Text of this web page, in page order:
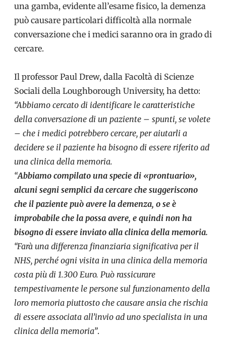
una gamba, evidente all’esame fisico, la demenza
può causare particolari difficoltà alla normale
conversazione che i medici saranno ora in grado di
cercare.
Il professor Paul Drew, dalla Facoltà di Scienze
Sociali della Loughborough University, ha detto:
“Abbiamo cercato di identificare le caratteristiche
della conversazione di un paziente – spunti, se volete
– che i medici potrebbero cercare, per aiutarli a
decidere se il paziente ha bisogno di essere riferito ad
una clinica della memoria.
“Abbiamo compilato una specie di «prontuario»,
alcuni segni semplici da cercare che suggeriscono
che il paziente può avere la demenza, o se è
improbabile che la possa avere, e quindi non ha
bisogno di essere inviato alla clinica della memoria.
“Farà una differenza finanziaria significativa per il
NHS, perché ogni visita in una clinica della memoria
costa più di 1.300 Euro. Può rassicurare
tempestivamente le persone sul funzionamento della
loro memoria piuttosto che causare ansia che rischia
di essere associata all’invio ad uno specialista in una
clinica della memoria”.